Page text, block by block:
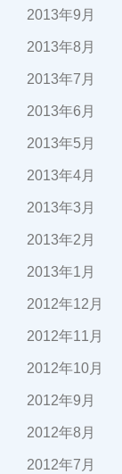
2013年9月
2013年8月
2013年7月
2013年6月
2013年5月
2013年4月
2013年3月
2013年2月
2013年1月
2012年12月
2012年11月
2012年10月
2012年9月
2012年8月
2012年7月